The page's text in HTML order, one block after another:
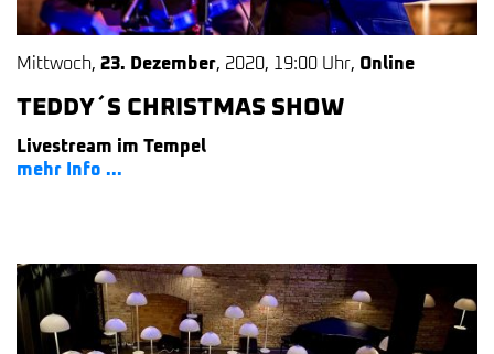
Mittwoch, 23. Dezember, 2020, 19:00 Uhr, Online
TEDDY´S CHRISTMAS SHOW
Livestream im Tempel
mehr Info ...